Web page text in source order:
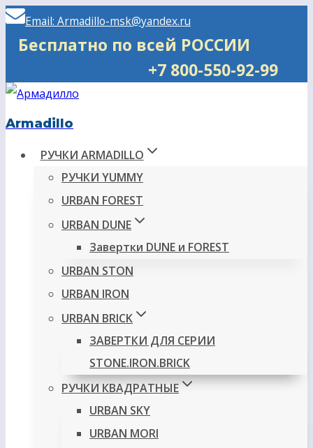
Перейти
Email: Armadillo-msk@yandex.ru
Бесплатно по всей РОССИИ
+7 800-550-92-99
Armadillo
РУЧКИ ARMADILLO
РУЧКИ YUMMY
URBAN FOREST
URBAN DUNE
Завертки DUNE и FOREST
URBAN STON
URBAN IRON
URBAN BRICK
ЗАВЕРТКИ ДЛЯ СЕРИИ
STONE.IRON.BRICK
РУЧКИ КВАДРАТНЫЕ
URBAN SKY
URBAN MORI